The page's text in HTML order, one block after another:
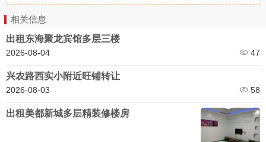
相关信息
出租东海聚龙宾馆多层三楼
2026-08-04 47
兴农路西实小附近旺铺转让
2026-08-03 58
出租美都新城多层精装修楼房